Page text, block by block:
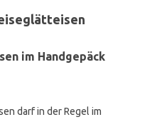
im Handgepäck
darf in der Regel im